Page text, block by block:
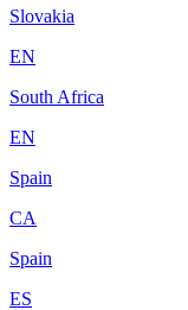
Slovakia
EN
South Africa
EN
Spain
CA
Spain
ES